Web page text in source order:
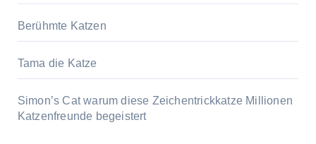
Berühmte Katzen
Tama die Katze
Simon’s Cat warum diese Zeichentrickkatze Millionen
Katzenfreunde begeistert